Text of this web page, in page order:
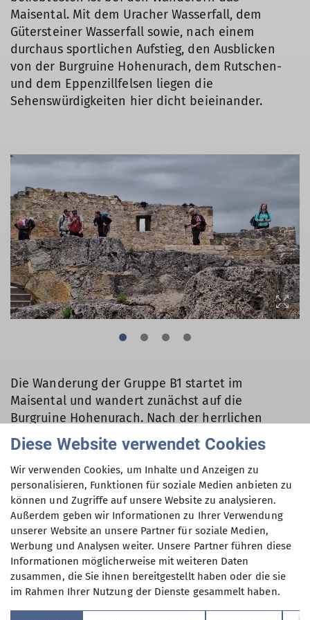
Maisental. Mit dem Uracher Wasserfall, dem
Gütersteiner Wasserfall sowie, nach einem
durchaus sportlichen Aufstieg, den Ausblicken
von der Burgruine Hohenurach, dem Rutschen-
und dem Eppenzillfelsen liegen die
Sehenswürdigkeiten hier dicht beieinander.
Die Wanderung der Gruppe B1 startet im
Maisental und wandert zunächst auf die
Burgruine Hohenurach. Nach der herrlichen
Aussicht über Bad Urach geht’s dann zum
höchsten Wasserfall der Alb und weiter Richtung
Gestütshof St. Johann, der leider geschlossen hat.
Es folgt der Abstieg zurück ins Maisental, wo wir
noch im Maisentalstüble einkehren.
Die Gruppe B2 wandert zunächst durch Bad
Urach, um zum Höhenrücken am Buckleten Kapf
zu gelangen. Eine weit vorspringende Bergecke
gibt die Sicht frei ins Emstal und den Orten
Diese Website verwendet Cookies
Wir verwenden Cookies, um Inhalte und Anzeigen zu
personalisieren, Funktionen für soziale Medien anbieten zu
können und Zugriffe auf unsere Website zu analysieren.
Außerdem geben wir Informationen zu Ihrer Verwendung
unserer Website an unsere Partner für soziale Medien,
Werbung und Analysen weiter. Unsere Partner führen diese
Informationen möglicherweise mit weiteren Daten
zusammen, die Sie ihnen bereitgestellt haben oder die sie
im Rahmen Ihrer Nutzung der Dienste gesammelt haben.